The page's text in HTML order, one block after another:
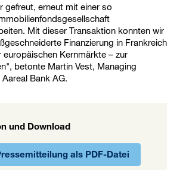
gefreut, erneut mit einer so
Mit dieser Transaktion konnten wir
Finanzierung in Frankreich
europäischen Kernmärkte – zur
betonte Martin Vest, Managing
Bank AG.
und Download
als PDF-Datei